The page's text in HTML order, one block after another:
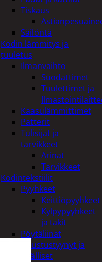
Tiskaus
Säilöntä
Kodin lämmitys ja
tuuletus
Ilmanvaihto
Suodattimet
Tuulettimet ja
Kaasulämmittimet
Patterit
Tulisijat ja
tarvikkeet
Arinat
Tarvikkeet
Kodintekstiilit
Pyyhkeet
Keittiöpyyhkeet
Kylpypyyhkeet
ja takit
Pöytäliinat
Sisustustyynyt ja
päälliset